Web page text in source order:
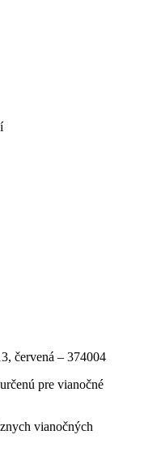
červená – 374004
pre vianočné
vianočných